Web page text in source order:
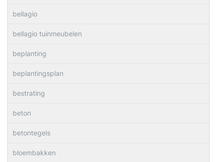
bellagio
bellagio tuinmeubelen
beplanting
beplantingsplan
bestrating
beton
betontegels
bloembakken